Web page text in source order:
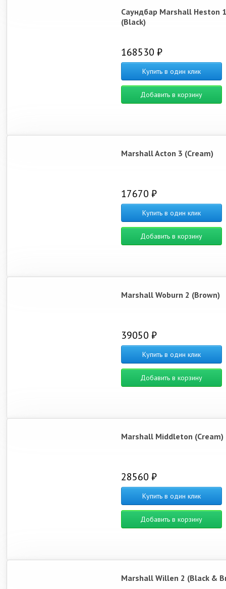
Саундбар Marshall Heston
(Black)
168530 ₽
Купить в один клик
Добавить в корзину
Marshall Acton 3 (Cream)
17670 ₽
Купить в один клик
Добавить в корзину
Marshall Woburn 2 (Brown)
39050 ₽
Купить в один клик
Добавить в корзину
Marshall Middleton (Cream)
28560 ₽
Купить в один клик
Добавить в корзину
Marshall Willen 2 (Black &